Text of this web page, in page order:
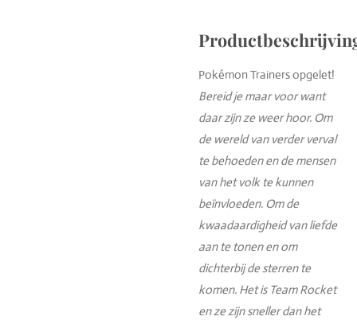
Pokémon Trainers opgelet!
Bereid je maar voor want
daar zijn ze weer hoor. Om
de wereld van verder verval
te behoeden en de mensen
van het volk te kunnen
beïnvloeden. Om de
kwaadaardigheid van liefde
aan te tonen en om
dichterbij de sterren te
komen. Het is Team Rocket
en ze zijn sneller dan het